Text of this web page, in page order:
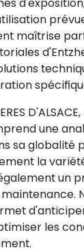
maîtrise
une
sa globalité
la
un
les